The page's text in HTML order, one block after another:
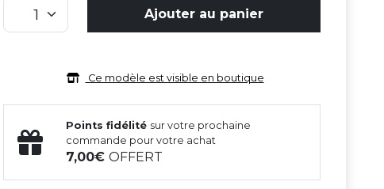
Ajouter au panier
Ce modèle est visible en boutique
Points fidélité sur votre prochaine
commande pour votre achat
7,00OFFERT